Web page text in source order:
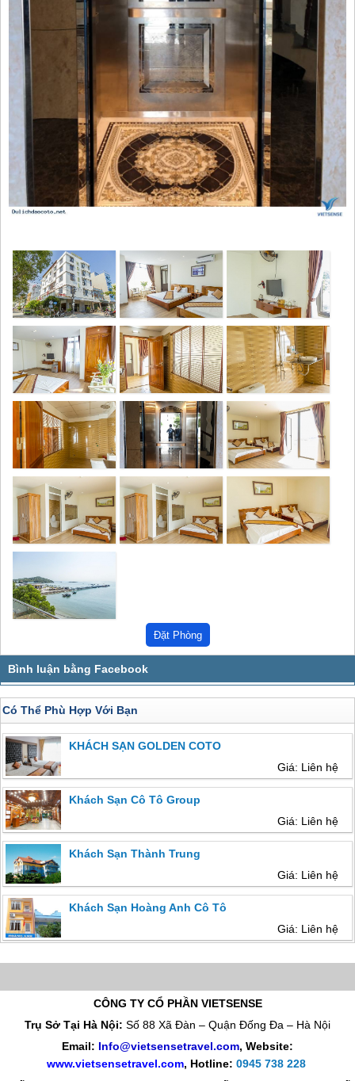
Có Thể Phù Hợp Với Bạn
KHÁCH SẠN GOLDEN COTO
Giá: Liên hệ
Khách Sạn Cô Tô Group
Giá: Liên hệ
Khách Sạn Thành Trung
Giá: Liên hệ
Khách Sạn Hoàng Anh Cô Tô
Giá: Liên hệ
CÔNG TY CỔ PHẦN VIETSENSE
Trụ Sở Tại Hà Nội: Số 88 Xã Đàn – Quận Đống Đa – Hà Nội
Email: Info@vietsensetravel.com, Website:
www.vietsensetravel.com, Hotline: 0945 738 228